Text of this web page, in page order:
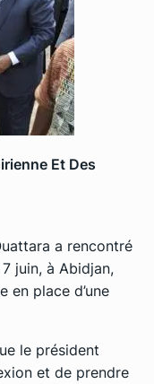
Et Des
a rencontré
juin, à Abidjan,
en place d’une
le président
et de prendre